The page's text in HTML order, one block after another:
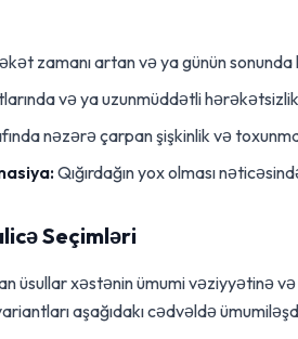
zamanı artan və ya günün sonunda
və ya uzunmüddətli
nəzərə çarpan şişkinlik və toxunma
Qığırdağın yox olması
Seçimləri
üsullar xəstənin ümumi vəziyyətinə
aşağıdakı cədvəldə